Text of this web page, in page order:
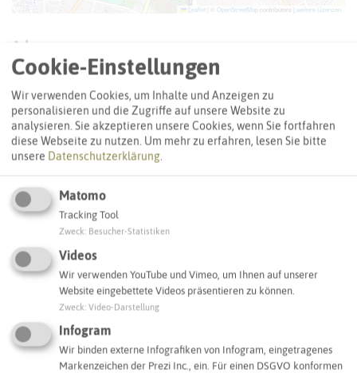
Leaflet OpenStreetMapcontributors | weitere Lizenzen
Adresse:
Notfall-Infopunkt Dorsten Altstadt
Lippetal 14
46282 Dorsten
Interaktive Karte
SCHLAGWORTE
So ordnen wir dieses Objekt ein
Notfall-Infopunkt
IN DER UMGEBUNG
Was Sie sonst noch entdecken können
Cookie-Einstellungen
Wir verwenden Cookies, um Inhalte und Anzeigen zu
personalisieren und die Zugriffe auf unsere Website zu
analysieren. Sie akzeptieren unsere Cookies, wenn Sie fortfahren
diese Webseite zu nutzen. Um mehr zu erfahren, lesen Sie bitte
unsere Datenschutzerklärung.
Matomo
Tracking Tool
Zweck Besucher-Statistiken
Videos
Wir verwenden YouTube und Vimeo, um Ihnen auf unserer
Website eingebettete Videos präsentieren zu können.
Zweck Video-Darstellung
Infogram
Wir binden externe Infografiken von Infogram, eingetragenes
Markenzeichen der Prezi Inc., ein. Für einen DSGVO konformen